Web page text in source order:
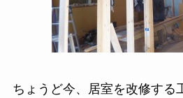
ちょうど今、居室を改修する